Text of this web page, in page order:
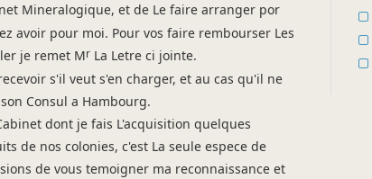
[...]“
Mineralogique, et de Le faire arranger por
avoir pour moi. Pour vos faire rembourser Les
je remet Mr La Letre ci jointe.
s'il veut s'en charger, et au cas qu'il ne
Consul a Hambourg.
dont je fais L'acquisition quelques
de nos colonies, c'est La seule espece de
de vous temoigner ma reconnaissance et